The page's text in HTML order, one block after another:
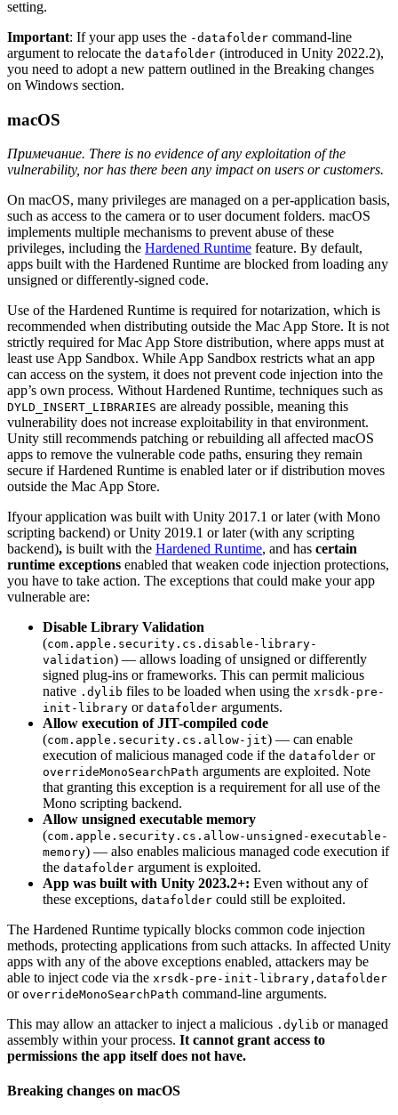
setting.
Important: If your app uses the -datafolder command-line
argument to relocate the datafolder (introduced in Unity 2022.2),
you need to adopt a new pattern outlined in the Breaking changes
on Windows section.
macOS
Примечание. There is no evidence of any exploitation of the
vulnerability, nor has there been any impact on users or customers.
On macOS, many privileges are managed on a per-application basis,
such as access to the camera or to user document folders. macOS
implements multiple mechanisms to prevent abuse of these
privileges, including the Hardened Runtime feature. By default,
apps built with the Hardened Runtime are blocked from loading any
unsigned or differently-signed code.
Use of the Hardened Runtime is required for notarization, which is
recommended when distributing outside the Mac App Store. It is not
strictly required for Mac App Store distribution, where apps must at
least use App Sandbox. While App Sandbox restricts what an app
can access on the system, it does not prevent code injection into the
app’s own process. Without Hardened Runtime, techniques such as
DYLD_INSERT_LIBRARIES are already possible, meaning this
vulnerability does not increase exploitability in that environment.
Unity still recommends patching or rebuilding all affected macOS
apps to remove the vulnerable code paths, ensuring they remain
secure if Hardened Runtime is enabled later or if distribution moves
outside the Mac App Store.
Ifyour application was built with Unity 2017.1 or later (with Mono
scripting backend) or Unity 2019.1 or later (with any scripting
backend), is built with the Hardened Runtime, and has certain
runtime exceptions enabled that weaken code injection protections,
you have to take action. The exceptions that could make your app
vulnerable are:
Disable Library Validation
(com.apple.security.cs.disable-library-
validation) — allows loading of unsigned or differently
signed plug-ins or frameworks. This can permit malicious
native .dylib files to be loaded when using the xrsdk-pre-
init-library or datafolder arguments.
Allow execution of JIT-compiled code
(com.apple.security.cs.allow-jit) — can enable
execution of malicious managed code if the datafolder or
overrideMonoSearchPath arguments are exploited. Note
that granting this exception is a requirement for all use of the
Mono scripting backend.
Allow unsigned executable memory
(com.apple.security.cs.allow-unsigned-executable-
memory) — also enables malicious managed code execution if
the datafolder argument is exploited.
App was built with Unity 2023.2+: Even without any of
these exceptions, datafolder could still be exploited.
The Hardened Runtime typically blocks common code injection
methods, protecting applications from such attacks. In affected Unity
apps with any of the above exceptions enabled, attackers may be
able to inject code via the xrsdk-pre-init-library,datafolder
or overrideMonoSearchPath command-line arguments.
This may allow an attacker to inject a malicious .dylib or managed
assembly within your process. It cannot grant access to
permissions the app itself does not have.
Breaking changes on macOS